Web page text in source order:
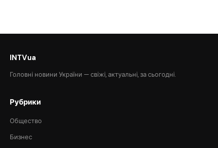
INTVua
Головні новини України — свіжі, актуальні, за сьогодні.
Рубрики
Общество
Бизнес